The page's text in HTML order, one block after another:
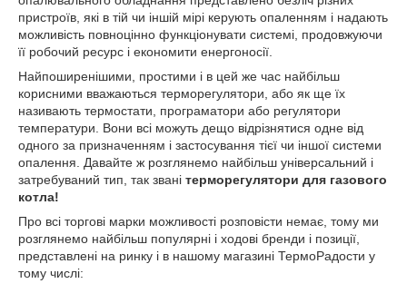
пристроїв, які в тій чи іншій мірі керують опаленням і надають
можливість повноцінно функціонувати системі, продовжуючи
її робочий ресурс і економити енергоносії.
Найпоширенішими, простими і в цей же час найбільш
корисними вважаються терморегулятори, або як ще їх
називають термостати, програматори або регулятори
температури. Вони всі можуть дещо відрізнятися одне від
одного за призначенням і застосування тієї чи іншої системи
опалення. Давайте ж розглянемо найбільш універсальний і
затребуваний тип, так звані терморегулятори для газового
котла!
Про всі торгові марки можливості розповісти немає, тому ми
розглянемо найбільш популярні і ходові бренди і позиції,
представлені на ринку і в нашому магазині ТермоРадости у
тому числі: